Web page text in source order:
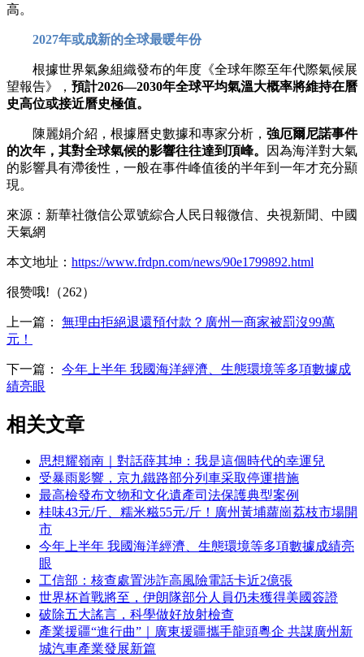
高。
2027年或成新的全球最暖年份
根據世界氣象組織發布的年度《全球年際至年代際氣候展
望報告》， 預計2026—2030年全球平均氣溫大概率將維持在曆
史高位或接近曆史極值。
陳麗娟介紹，根據曆史數據和專家分析， 強厄爾尼諾事件
的次年，其對全球氣候的影響往往達到頂峰。
因為海洋對大氣
的影響具有滯後性，一般在事件峰值後的半年到一年才充分顯
現。
來源：新華社微信公眾號綜合人民日報微信、央視新聞、中國
天氣網
本文地址： https://www.frdpn.com/news/90e1799892.html
很赞哦!（262）
上一篇： 無理由拒絕退還預付款？廣州一商家被罰沒99萬
元！
下一篇： 今年上半年 我國海洋經濟、生態環境等多項數據成
績亮眼
相关文章
思想耀嶺南｜對話薛其坤：我是這個時代的幸運兒
受暴雨影響，京九鐵路部分列車采取停運措施
最高檢發布文物和文化遺產司法保護典型案例
桂味43元/斤、糯米糍55元/斤！廣州黃埔蘿崗荔枝市場開
市
今年上半年 我國海洋經濟、生態環境等多項數據成績亮
眼
工信部：核查處置涉詐高風險電話卡近2億張
世界杯首戰將至，伊朗隊部分人員仍未獲得美國簽證
破除五大謠言，科學做好放射檢查
產業援疆“進行曲”｜廣東援疆攜手龍頭粵企 共謀廣州新
城汽車產業發展新篇